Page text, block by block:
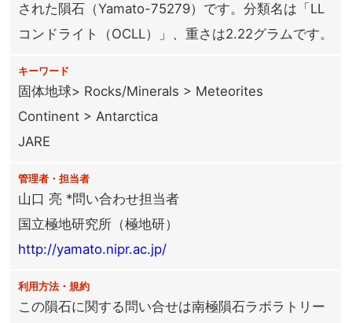
された隕石（Yamato-75279）です。分類名は「LL
コンドライト（OCLL）」、重さは2.22グラムです。
キーワード
固体地球> Rocks/Minerals > Meteorites
Continent > Antarctica
JARE
管理者・担当者
山口 亮 *問い合わせ担当者
国立極地研究所（極地研）
http://yamato.nipr.ac.jp/
利用方法・規約
この隕石に関する問い合せは南極隕石ラボラトリー